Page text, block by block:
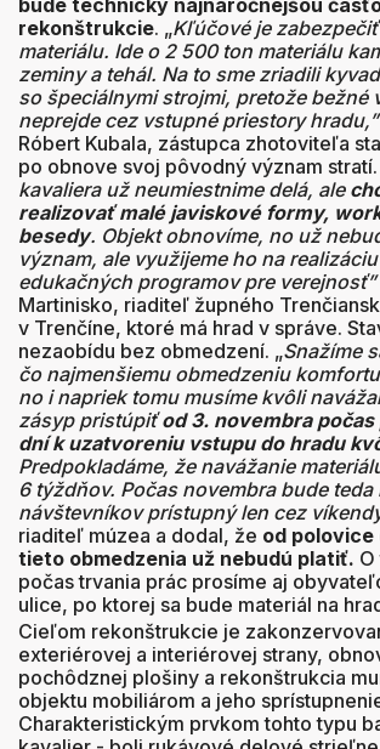
rekonštrukcie. „Kľúčové je
materiálu. Ide o 2 500 ton materiálu
zeminy a tehál. Na to sme zriadili
so špeciálnymi strojmi, pretože bežné
neprejde cez vstupné priestory hradu,”
Róbert Kubala, zástupca zhotoviteľa
po obnove svoj pôvodný význam stratí.
kavaliera už neumiestnime delá, ale
realizovať malé javiskové formy,
besedy. Objekt obnovíme, no už
význam, ale využijeme ho na
edukačných programov pre verejnosť”
Martinisko, riaditeľ župného
v Trenčíne, ktoré má hrad v správe.
nezaobídu bez obmedzení. „Snažíme
čo najmenšiemu obmedzeniu
no i napriek tomu musíme kvôli
zásyp pristúpiť od 3. novembra
dní k uzatvoreniu vstupu do hradu
Predpokladáme, že navážanie
6 týždňov. Počas novembra bude teda
návštevníkov prístupný len cez
riaditeľ múzea a dodal, že od polovice
tieto obmedzenia už nebudú platiť.
počas trvania prác prosíme aj
ulice, po ktorej sa bude materiál na
Cieľom rekonštrukcie je
exteriérovej a interiérovej strany,
pochôdznej plošiny a rekonštrukcia
objektu mobiliárom a jeho
Charakteristickým prvkom tohto typu